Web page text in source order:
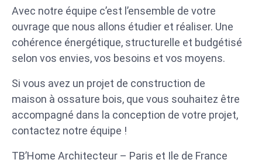
Avec notre équipe c’est l’ensemble de votre
ouvrage que nous allons étudier et réaliser. Une
cohérence énergétique, structurelle et budgétisé
selon vos envies, vos besoins et vos moyens.
Si vous avez un projet de construction de
maison à ossature bois, que vous souhaitez être
accompagné dans la conception de votre projet,
contactez notre équipe !
TB’Home Architecteur – Paris et Ile de France